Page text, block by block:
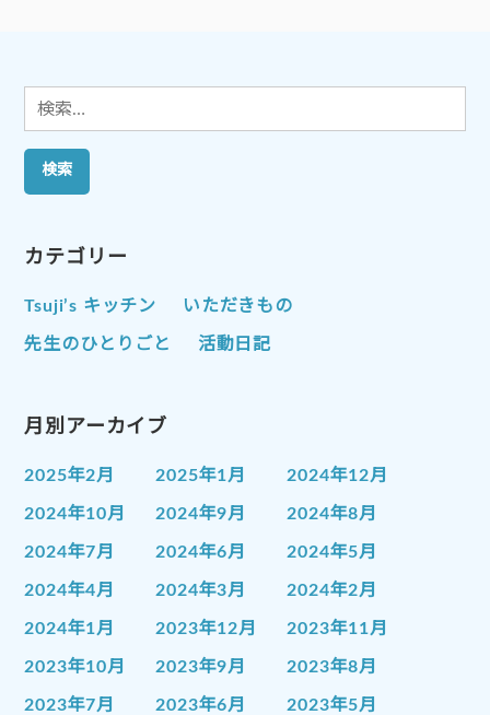
検
索:
カテゴリー
Tsuji’s キッチン いただきもの
先生のひとりごと 活動日記
月別アーカイブ
2025年2月 2025年1月 2024年12月
2024年10月 2024年9月 2024年8月
2024年7月 2024年6月 2024年5月
2024年4月 2024年3月 2024年2月
2024年1月 2023年12月 2023年11月
2023年10月 2023年9月 2023年8月
2023年7月 2023年6月 2023年5月